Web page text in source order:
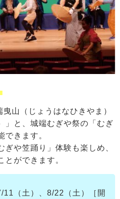
山（じょうはなひきやま）
」と、城端むぎや祭の「むぎ
できます。
や笠踊り」体験も楽しめ、
とができます。
11（土）、8/22（土）［開